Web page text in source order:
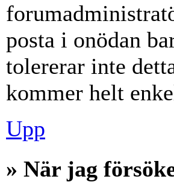
posta i onödan
tolererar inte
kommer helt
Upp
» När jag